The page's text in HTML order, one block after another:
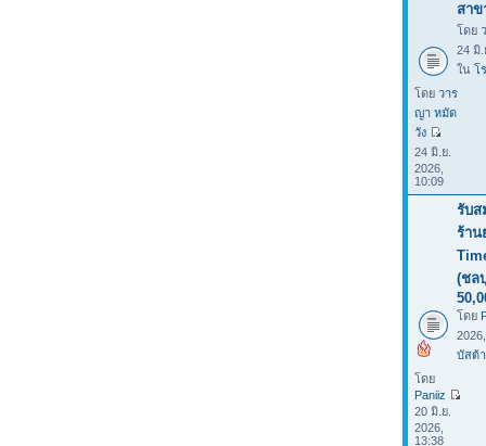
สาข
โดย
24 มิ.
ใน โ
โดย วาร
ญา หมัด
วัง
24 มิ.ย.
2026,
10:09
รับส
ร้าน
(ชล
โดย
บัสต้า
โดย
Paniiz
20 มิ.ย.
2026,
13:38